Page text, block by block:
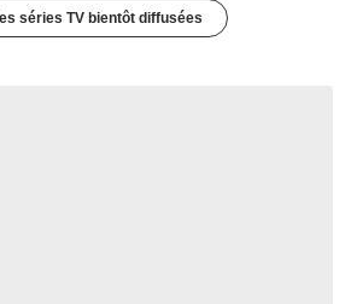
séries TV bientôt diffusées